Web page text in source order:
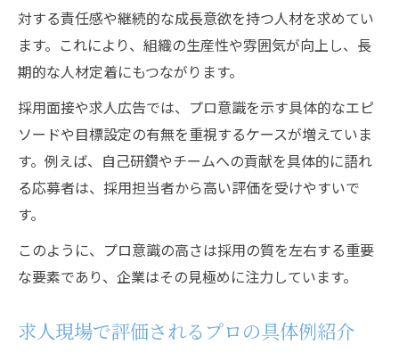
対する責任感や継続的な成長意欲を持つ人材を求めてい
ます。これにより、組織の生産性や雰囲気が向上し、長
期的な人材定着にもつながります。
採用面接や求人広告では、プロ意識を示す具体的なエピ
ソードや目標設定の有無を重視するケースが増えていま
す。例えば、自己研鑽やチームへの貢献を具体的に語れ
る応募者は、採用担当者から高い評価を受けやすいで
す。
このように、プロ意識の高さは採用の質を左右する重要
な要素であり、企業はその見極めに注力しています。
求人現場で評価されるプロの具体例紹介